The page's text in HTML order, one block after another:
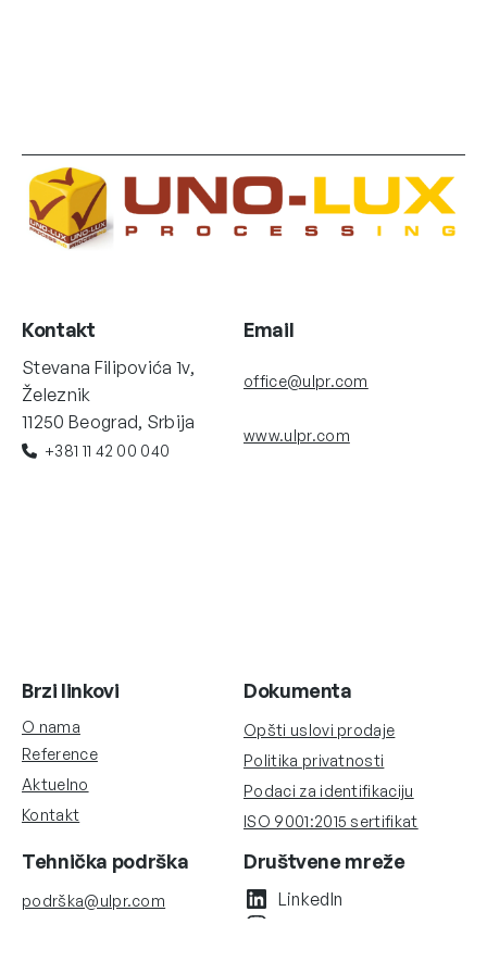
Kontakt
Stevana Filipovića 1v,
Železnik
11250 Beograd, Srbija
+381 11 42 00 040
Email
office@ulpr.com
www.ulpr.com
Brzi linkovi
O nama
Reference
Aktuelno
Kontakt
Dokumenta
Opšti uslovi prodaje
Politika privatnosti
Podaci za identifikaciju
ISO 9001:2015 sertifikat
Tehnička podrška
podrška@ulpr.com
Društvene mreže
LinkedIn